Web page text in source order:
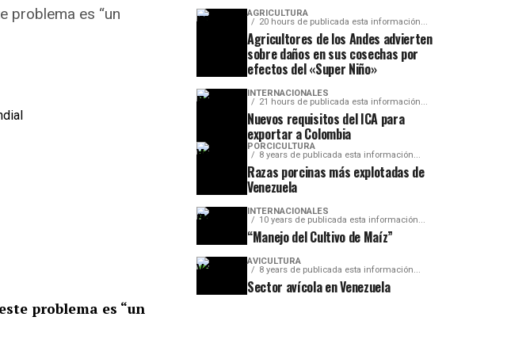
problema es “un
problema es “un
AGRICULTURA
20 hours de publicada esta información...
Agricultores de los Andes advierten
sobre daños en sus cosechas por
efectos del «Super Niño»
INTERNACIONALES
21 hours de publicada esta información...
Nuevos requisitos del ICA para
exportar a Colombia
PORCICULTURA
8 years de publicada esta información...
Razas porcinas más explotadas de
Venezuela
INTERNACIONALES
10 years de publicada esta información...
“Manejo del Cultivo de Maíz”
AVICULTURA
8 years de publicada esta información...
Sector avícola en Venezuela